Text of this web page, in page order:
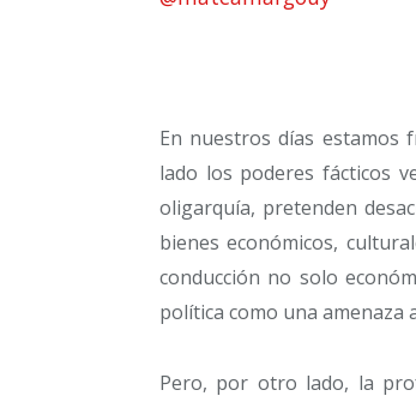
En nuestros días estamos
lado los poderes fácticos
oligarquía, pretenden
bienes económicos,
conducción no solo
política como una amenaza
Pero, por otro lado, la